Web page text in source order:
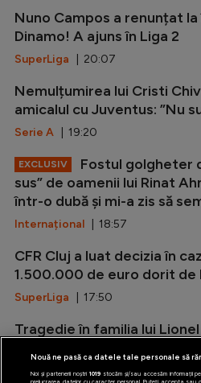
Nuno Campos a renunțat
Dinamo! A ajuns în Liga 2
SuperLiga | 20:07
Nemulțumirea lui Cristi
amicalul cu Juventus: ”Nu
Serie A | 19:20
EXCLUSIV
Fostul golgheter
sus” de oamenii lui Rinat
într-o dubă și mi-a zis să
Internațional | 18:57
CFR Cluj a luat decizia în
1.500.000 de euro dorit de
SuperLiga | 17:50
Tragedie în familia lui
Diverse| 16:40
Nouă ne pasă ca datele tale personale să
Noi și partenerii noștri 1019stocăm și/sau accesăm informații
prelucrarea datelor cu caracter personal. Puteți accepta sau